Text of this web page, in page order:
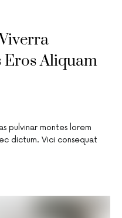
Eros Aliquam
pulvinar montes lorem
dictum. Vici consequat